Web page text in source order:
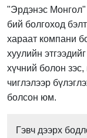
"Эрдэнэс Монгол"
бий болгоход
хараат компани
хуулийн
хүчний болон
чиглэлээр
болсон юм.
Гэвч дээрх